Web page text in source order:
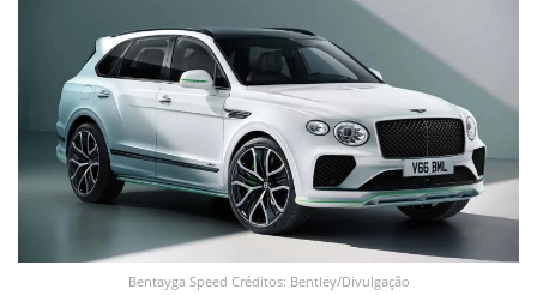
Bentayga Speed Créditos: Bentley/Divulgação